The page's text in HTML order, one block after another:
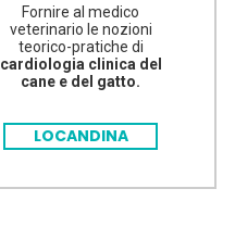
Fornire al medico
veterinario le nozioni
teorico-pratiche di
cardiologia clinica del
cane e del gatto.
LOCANDINA